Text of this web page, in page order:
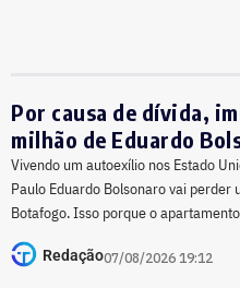
Por causa de dívida,
milhão de Eduardo
Vivendo um autoexílio nos Estado
Paulo Eduardo Bolsonaro vai perder
Botafogo. Isso porque o
Redação07/08/2026 19:12